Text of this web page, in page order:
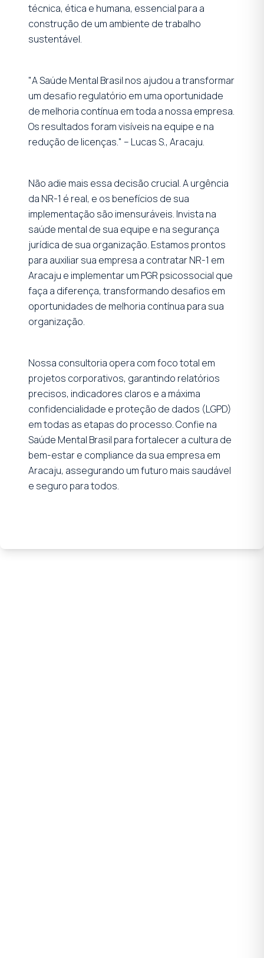
técnica, ética e humana, essencial para a
construção de um ambiente de trabalho
sustentável.
"A Saúde Mental Brasil nos ajudou a transformar
um desafio regulatório em uma oportunidade
de melhoria contínua em toda a nossa empresa.
Os resultados foram visíveis na equipe e na
redução de licenças." – Lucas S., Aracaju.
Não adie mais essa decisão crucial. A urgência
da NR-1 é real, e os benefícios de sua
implementação são imensuráveis. Invista na
saúde mental de sua equipe e na segurança
jurídica de sua organização. Estamos prontos
para auxiliar sua empresa a contratar NR-1 em
Aracaju e implementar um PGR psicossocial que
faça a diferença, transformando desafios em
oportunidades de melhoria contínua para sua
organização.
Nossa consultoria opera com foco total em
projetos corporativos, garantindo relatórios
precisos, indicadores claros e a máxima
confidencialidade e proteção de dados (LGPD)
em todas as etapas do processo. Confie na
Saúde Mental Brasil para fortalecer a cultura de
bem-estar e compliance da sua empresa em
Aracaju, assegurando um futuro mais saudável
e seguro para todos.